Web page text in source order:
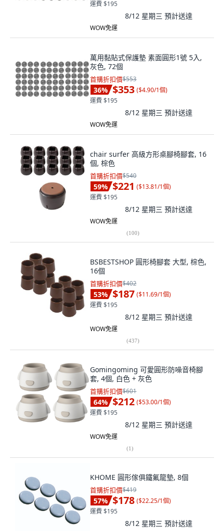
運費 $195
8/12 星期三 預計送達
WOW免運
萬用黏貼式保護墊 素面圓形1號 5入,
灰色, 72個
首購折扣價$553
36% $353 ($4.90/1個)
運費 $195
8/12 星期三 預計送達
WOW免運
chair surfer 高級方形桌腳椅腳套, 16
個, 棕色
首購折扣價$540
59% $221 ($13.81/1個)
運費 $195
8/12 星期三 預計送達
WOW免運
(100)
BSBESTSHOP 圓形椅腳套 大型, 棕色,
16個
首購折扣價$402
53% $187 ($11.69/1個)
運費 $195
8/12 星期三 預計送達
WOW免運
(437)
Gomingoming 可愛圓形防噪音椅腳
套, 4個, 白色 + 灰色
首購折扣價$601
64% $212 ($53.00/1個)
運費 $195
8/12 星期三 預計送達
WOW免運
(1)
KHOME 圓形傢俱鐵氟龍墊, 8個
首購折扣價$419
57% $178 ($22.25/1個)
運費 $195
8/12 星期三 預計送達